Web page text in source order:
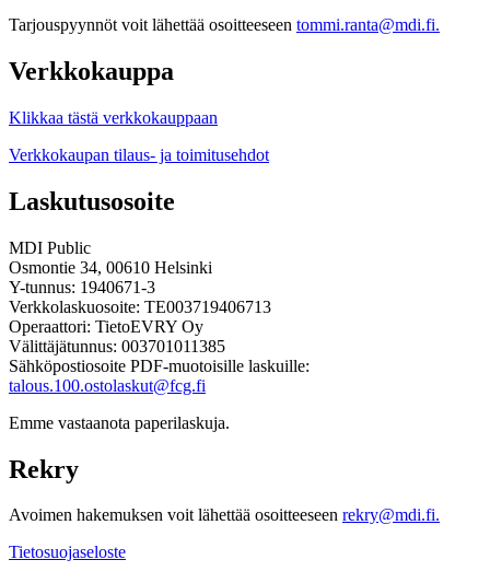
Tarjouspyynnöt voit lähettää osoitteeseen tommi.ranta@mdi.fi.
Verkkokauppa
Klikkaa tästä verkkokauppaan
Verkkokaupan tilaus- ja toimitusehdot
Laskutusosoite
MDI Public
Osmontie 34, 00610 Helsinki
Y-tunnus: 1940671-3
Verkkolaskuosoite: TE003719406713
Operaattori: TietoEVRY Oy
Välittäjätunnus: 003701011385
Sähköpostiosoite PDF-muotoisille laskuille:
talous.100.ostolaskut@fcg.fi
Emme vastaanota paperilaskuja.
Rekry
Avoimen hakemuksen voit lähettää osoitteeseen rekry@mdi.fi.
Tietosuojaseloste